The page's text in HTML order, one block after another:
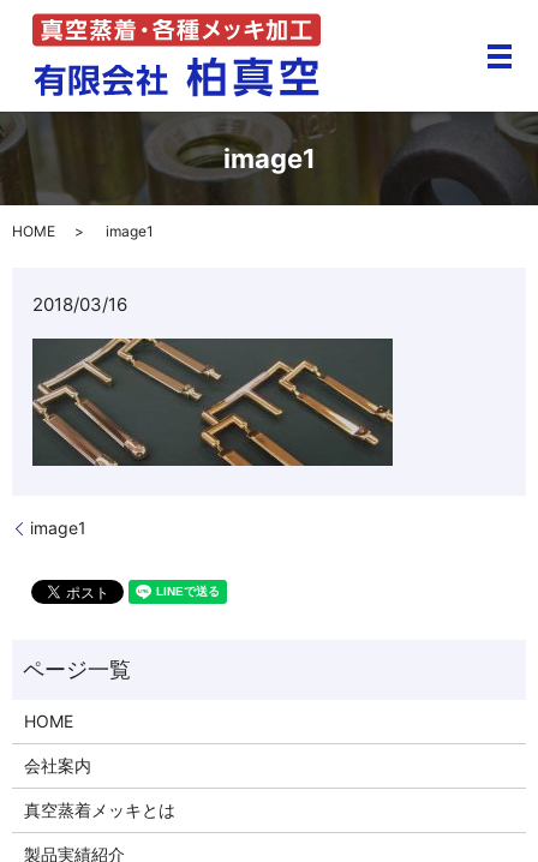
メ
image1
HOME image1
2018/03/16
image1
HOME
会社案内
真空蒸着メッキとは
製品実績紹介